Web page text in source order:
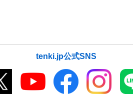
tenki.jp公式SNS